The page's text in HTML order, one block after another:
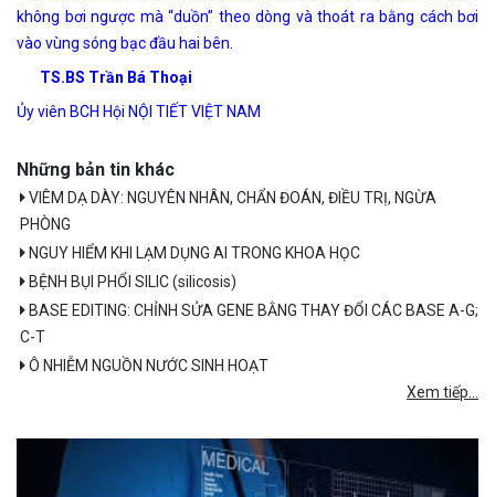
không bơi ngược mà “duồn” theo dòng và thoát ra bằng cách bơi
vào vùng sóng bạc đầu hai bên.
TS.BS Trần Bá Thoại
Ủy viên BCH Hội NỘI TIẾT VIỆT NAM
Những bản tin khác
VIÊM DẠ DÀY: NGUYÊN NHÂN, CHẨN ĐOÁN, ĐIỀU TRỊ, NGỪA
PHÒNG
NGUY HIỂM KHI LẠM DỤNG AI TRONG KHOA HỌC
BỆNH BỤI PHỔI SILIC (silicosis)
BASE EDITING: CHỈNH SỬA GENE BẰNG THAY ĐỔI CÁC BASE A-G;
C-T
Ô NHIỄM NGUỒN NƯỚC SINH HOẠT
Xem tiếp...